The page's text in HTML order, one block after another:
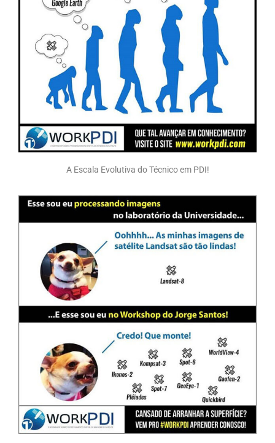
A Escala Evolutiva do Técnico em PDI!